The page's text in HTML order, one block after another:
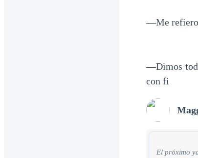
—Me refiero
—Dimos
con fi
El próximo